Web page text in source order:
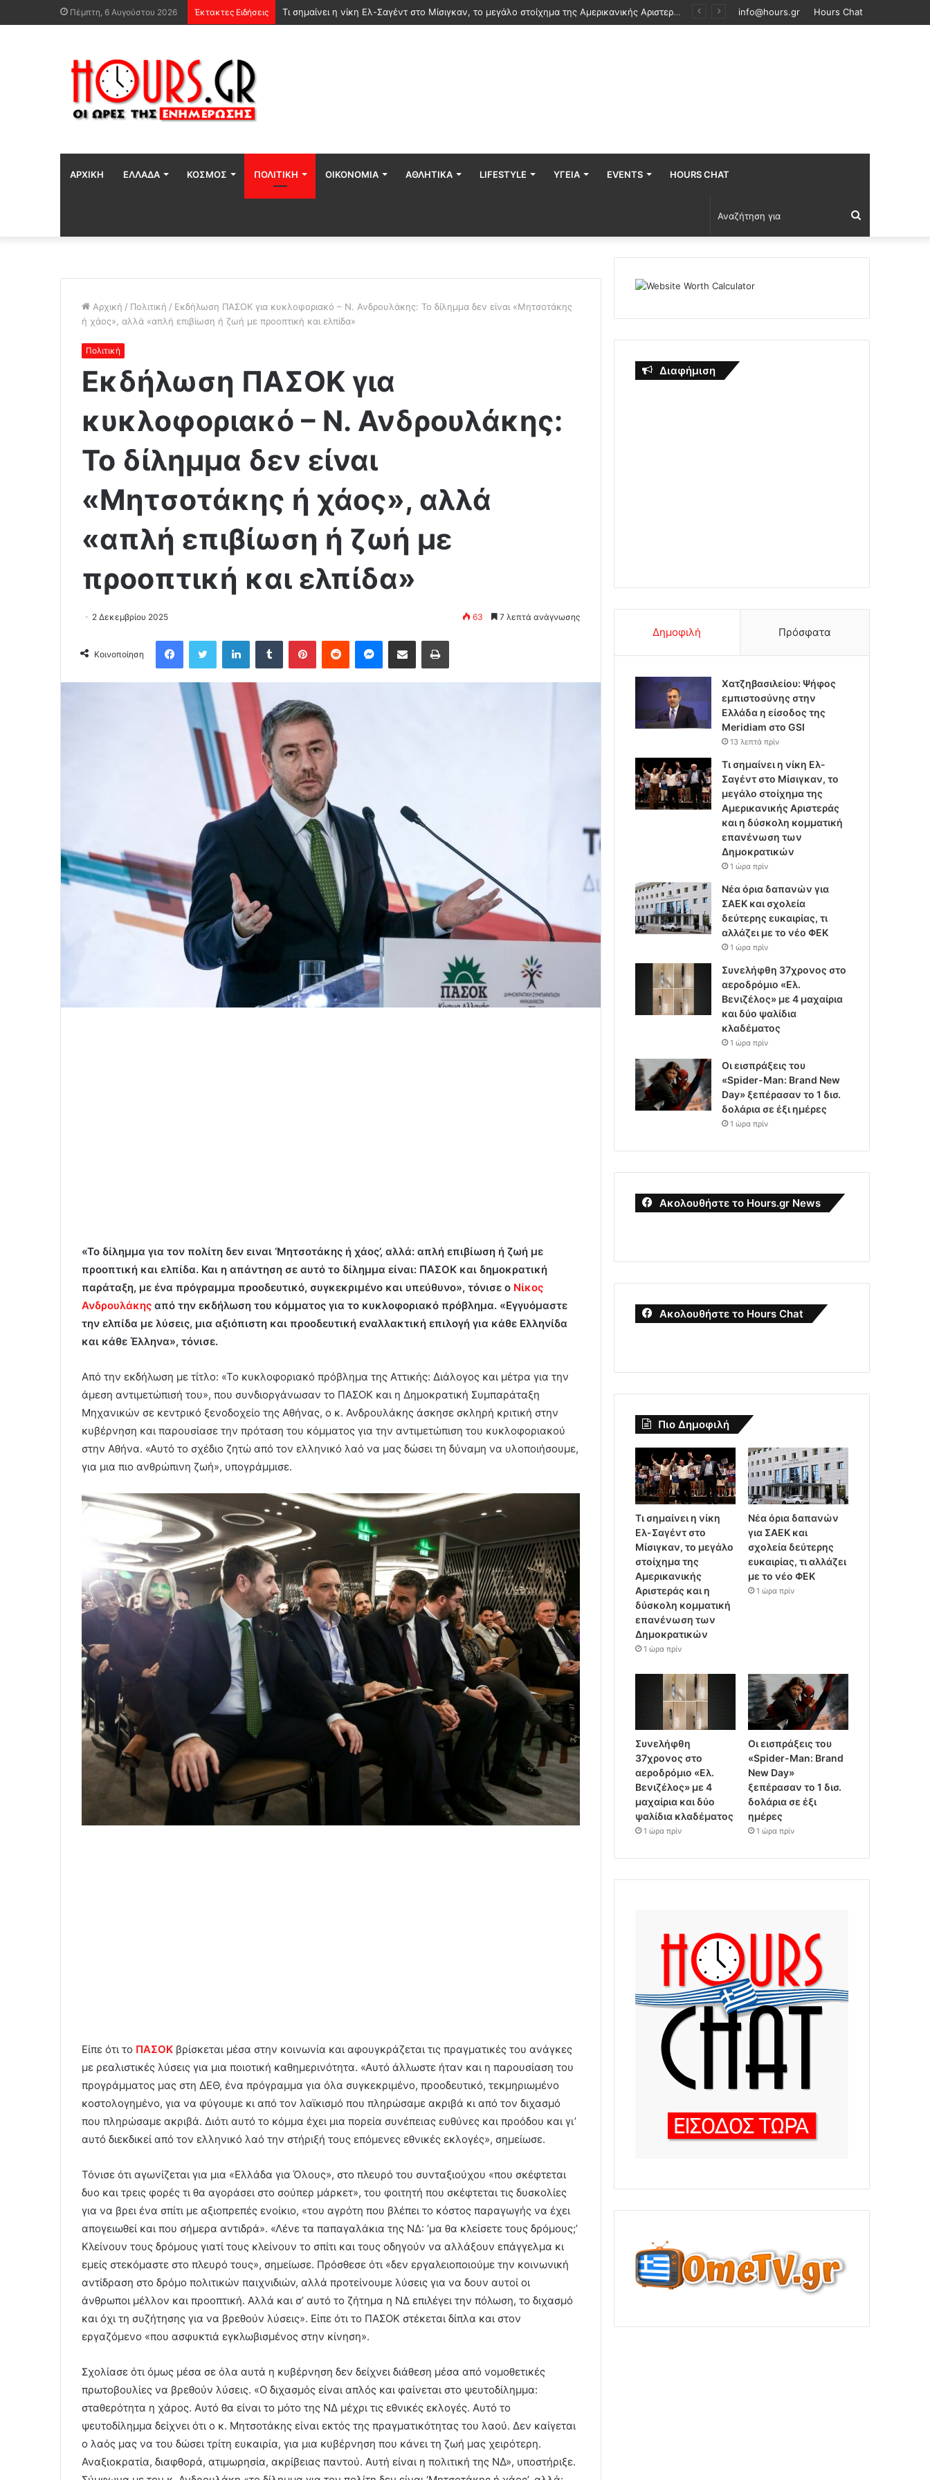
Πέμπτη, 6 Αυγούστου 2026 Έκτακτες Ειδήσεις Νέα όρια δαπανών για ΣΑΕΚ και σχολεία δεύτερης ευκαιρίας, τι αλλάζει με το νέο ΦΕΚ info@hours.gr Hours Chat
ΑΡΧΙΚΉ ΕΛΛΆΔΑ ΚΌΣΜΟΣ ΠΟΛΙΤΙΚΉ ΟΙΚΟΝΟΜΊΑ ΑΘΛΗΤΙΚΆ LIFESTYLE ΥΓΕΊΑ EVENTS HOURS CHAT
για
Αρχική / Πολιτική / Εκδήλωση ΠΑΣΟΚ για κυκλοφοριακό – Ν. Ανδρουλάκης: Το δίλημμα δεν είναι «Μητσοτάκης
ή χάος», αλλά «απλή επιβίωση ή ζωή με προοπτική και ελπίδα»
Πολιτική
Εκδήλωση ΠΑΣΟΚ για
κυκλοφοριακό – Ν. Ανδρουλάκης:
Το δίλημμα δεν είναι
«Μητσοτάκης ή χάος», αλλά
«απλή επιβίωση ή ζωή με
προοπτική και ελπίδα»
2 Δεκεμβρίου 2025 63 7 λεπτά ανάγνωσης
Κοινοποίηση
«Το δίλημμα για τον πολίτη δεν ειναι ‘Μητσοτάκης ή χάος’, αλλά: απλή επιβίωση ή ζωή με
προοπτική και ελπίδα. Και η απάντηση σε αυτό το δίλημμα είναι: ΠΑΣΟΚ και δημοκρατική
παράταξη, με ένα πρόγραμμα προοδευτικό, συγκεκριμένο και υπεύθυνο», τόνισε ο Νίκος
Ανδρουλάκης από την εκδήλωση του κόμματος για το κυκλοφοριακό πρόβλημα. «Εγγυόμαστε
την ελπίδα με λύσεις, μια αξιόπιστη και προοδευτική εναλλακτική επιλογή για κάθε Ελληνίδα
και κάθε Έλληνα», τόνισε.
Από την εκδήλωση με τίτλο: «Το κυκλοφοριακό πρόβλημα της Αττικής: Διάλογος και μέτρα για την
άμεση αντιμετώπισή του», που συνδιοργάνωσαν το ΠΑΣΟΚ και η Δημοκρατική Συμπαράταξη
Μηχανικών σε κεντρικό ξενοδοχείο της Αθήνας, ο κ. Ανδρουλάκης άσκησε σκληρή κριτική στην
κυβέρνηση και παρουσίασε την πρόταση του κόμματος για την αντιμετώπιση του κυκλοφοριακού
στην Αθήνα. «Αυτό το σχέδιο ζητώ από τον ελληνικό λαό να μας δώσει τη δύναμη να υλοποιήσουμε,
για μια πιο ανθρώπινη ζωή», υπογράμμισε.
Είπε ότι το ΠΑΣΟΚ βρίσκεται μέσα στην κοινωνία και αφουγκράζεται τις πραγματικές του ανάγκες
με ρεαλιστικές λύσεις για μια ποιοτική καθημερινότητα. «Αυτό άλλωστε ήταν και η παρουσίαση του
προγράμματος μας στη ΔΕΘ, ένα πρόγραμμα για όλα συγκεκριμένο, προοδευτικό, τεκμηριωμένο
κοστολογημένο, για να φύγουμε κι από τον λαϊκισμό που πληρώσαμε ακριβά κι από τον διχασμό
που πληρώσαμε ακριβά. Διότι αυτό το κόμμα έχει μια πορεία συνέπειας ευθύνες και προόδου και γι’
αυτό διεκδικεί από τον ελληνικό λαό την στήριξή τους επόμενες εθνικές εκλογές», σημείωσε.
Τόνισε ότι αγωνίζεται για μια «Ελλάδα για Όλους», στο πλευρό του συνταξιούχου «που σκέφτεται
δυο και τρεις φορές τι θα αγοράσει στο σούπερ μάρκετ», του φοιτητή που σκέφτεται τις δυσκολίες
για να βρει ένα σπίτι με αξιοπρεπές ενοίκιο, «του αγρότη που βλέπει το κόστος παραγωγής να έχει
απογειωθεί και που σήμερα αντιδρά». «Λένε τα παπαγαλάκια της ΝΔ: ‘μα θα κλείσετε τους δρόμους;’
Κλείνουν τους δρόμους γιατί τους κλείνουν το σπίτι και τους οδηγούν να αλλάξουν επάγγελμα κι
εμείς στεκόμαστε στο πλευρό τους», σημείωσε. Πρόσθεσε ότι «δεν εργαλειοποιούμε την κοινωνική
αντίδραση στο δρόμο πολιτικών παιχνιδιών, αλλά προτείνουμε λύσεις για να δουν αυτοί οι
άνθρωποι μέλλον και προοπτική. Αλλά και σ’ αυτό το ζήτημα η ΝΔ επιλέγει την πόλωση, το διχασμό
και όχι τη συζήτησης για να βρεθούν λύσεις». Είπε ότι το ΠΑΣΟΚ στέκεται δίπλα και στον
εργαζόμενο «που ασφυκτιά εγκλωβισμένος στην κίνηση».
Σχολίασε ότι όμως μέσα σε όλα αυτά η κυβέρνηση δεν δείχνει διάθεση μέσα από νομοθετικές
πρωτοβουλίες να βρεθούν λύσεις. «Ο διχασμός είναι απλός και φαίνεται στο ψευτοδίλημμα:
σταθερότητα η χάρος. Αυτό θα είναι το μότο της ΝΔ μέχρι τις εθνικές εκλογές. Αυτό το
ψευτοδίλημμα δείχνει ότι ο κ. Μητσοτάκης είναι εκτός της πραγματικότητας του λαού. Δεν καίγεται
ο λαός μας να του δώσει τρίτη ευκαιρία, για μια κυβέρνηση που κάνει τη ζωή μας χειρότερη.
Αναξιοκρατία, διαφθορά, ατιμωρησία, ακρίβειας παντού. Αυτή είναι η πολιτική της ΝΔ», υποστήριξε.
Διαφήμιση
Δημοφιλή Πρόσφατα
Χατζηβασιλείου: Ψήφος
εμπιστοσύνης στην
Ελλάδα η είσοδος της
Meridiam στο GSI
13 λεπτά πρίν
Τι σημαίνει η νίκη Ελ-
Σαγέντ στο Μίσιγκαν, το
μεγάλο στοίχημα της
Aμερικανικής Αριστεράς
και η δύσκολη κομματική
επανένωση των
Δημοκρατικών
1 ώρα πρίν
Νέα όρια δαπανών για
ΣΑΕΚ και σχολεία
δεύτερης ευκαιρίας, τι
αλλάζει με το νέο ΦΕΚ
1 ώρα πρίν
Συνελήφθη 37χρονος στο
αεροδρόμιο «Ελ.
Βενιζέλος» με 4 μαχαίρια
και δύο ψαλίδια
κλαδέματος
1 ώρα πρίν
Οι εισπράξεις του
«Spider-Man: Brand New
Day» ξεπέρασαν το 1 δισ.
δολάρια σε έξι ημέρες
1 ώρα πρίν
Ακολουθήστε το Hours.gr News
Ακολουθήστε το Hours Chat
Πιο Δημοφιλή
Τι σημαίνει η νίκη
Ελ-Σαγέντ στο
Μίσιγκαν, το μεγάλο
στοίχημα της
Aμερικανικής
Αριστεράς και η
δύσκολη κομματική
επανένωση των
Δημοκρατικών
1 ώρα πρίν
Νέα όρια δαπανών
για ΣΑΕΚ και
σχολεία δεύτερης
ευκαιρίας, τι αλλάζει
με το νέο ΦΕΚ
1 ώρα πρίν
Συνελήφθη
37χρονος στο
αεροδρόμιο «Ελ.
Βενιζέλος» με 4
μαχαίρια και δύο
ψαλίδια κλαδέματος
1 ώρα πρίν
Οι εισπράξεις του
«Spider-Man: Brand
New Day»
ξεπέρασαν το 1 δισ.
δολάρια σε έξι
ημέρες
1 ώρα πρίν